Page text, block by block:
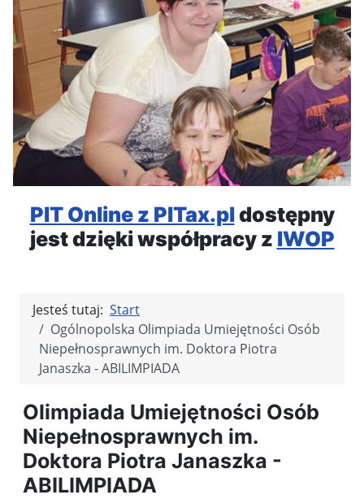
PIT Online z PITax.pldostępny
jest dzięki współpracy z IWOP
Jesteś tutaj: Start
Ogólnopolska Olimpiada Umiejętności Osób
Niepełnosprawnych im. Doktora Piotra
Janaszka - ABILIMPIADA
Olimpiada Umiejętności Osób
Niepełnosprawnych im.
Doktora Piotra Janaszka -
ABILIMPIADA